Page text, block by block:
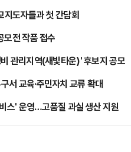
지도자들과 첫 간담회
모전 작품 접수
관리지역(새빛타운)' 후보지 공모
서 교육·주민자치 교류 확대
스' 운영…고품질 과실 생산 지원